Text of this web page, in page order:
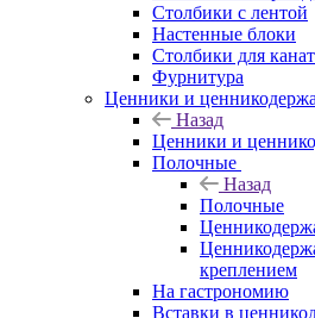
Столбики с лентой
Настенные блоки
Столбики для
Фурнитура
Ценники и
Назад
Ценники и
Полочные
Назад
Полочные
креплением
На гастрономию
Вставки в